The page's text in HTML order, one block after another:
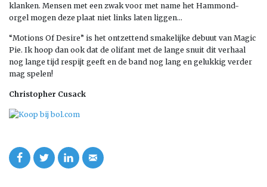
klanken. Mensen met een zwak voor met name het Hammond-
orgel mogen deze plaat niet links laten liggen…
“Motions Of Desire” is het ontzettend smakelijke debuut van Magic
Pie. Ik hoop dan ook dat de olifant met de lange snuit dit verhaal
nog lange tijd respijt geeft en de band nog lang en gelukkig verder
mag spelen!
Christopher Cusack